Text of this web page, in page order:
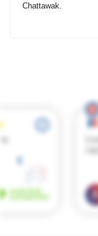
Chattawak.